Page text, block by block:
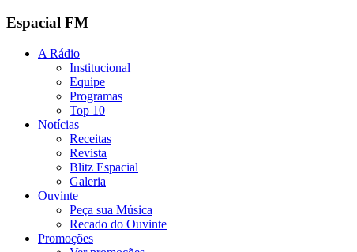
Espacial FM
A Rádio
Institucional
Equipe
Programas
Top 10
Notícias
Receitas
Revista
Blitz Espacial
Galeria
Ouvinte
Peça sua Música
Recado do Ouvinte
Promoções